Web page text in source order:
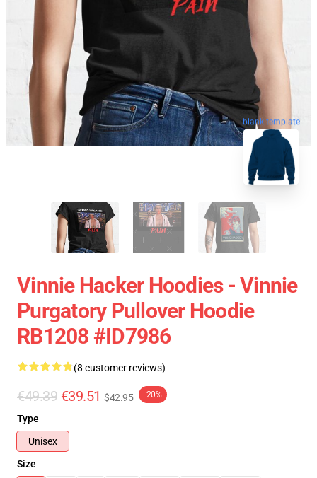
blank template
Vinnie Hacker Hoodies - Vinnie
Purgatory Pullover Hoodie
RB1208 #ID7986
(8 customer reviews)
€49.39 €39.51 $42.95 -20%
Type
Unisex
Size